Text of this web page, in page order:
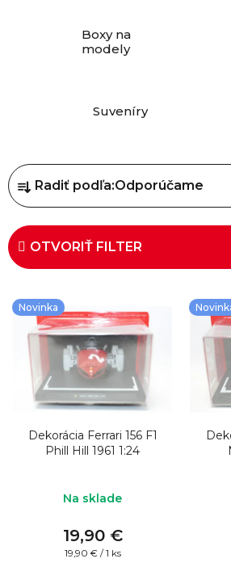
Boxy na
modely
Suveníry
R
a
d
e
n
i
e
Radiť podľa:Odporúčame
OTVORIŤ FILTER
V
ý
Novinka
Dekorácia Ferrari 156 F1
Phill Hill 1961 1:24
Na sklade
19,90 €
Jednotková
19,90 € / 1 ks